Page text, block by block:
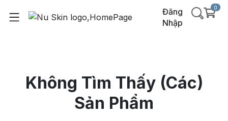
Đăng
Nhập
0
Không Tìm Thấy (Các)
Sản Phẩm